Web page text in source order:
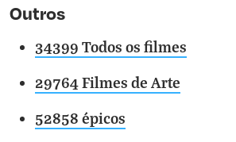
Outros
34399 Todos os filmes
29764 Filmes de Arte
52858 épicos